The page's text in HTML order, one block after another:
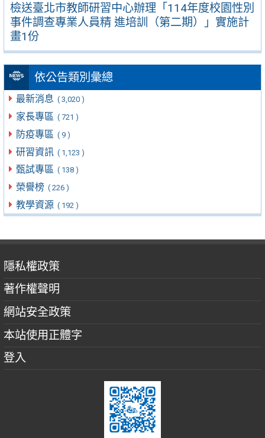
檢送臺北市教師研習中心辦理「114年度校園性別
事件調查專業人員精 進培訓（第二期）」實施計
畫1份
依公告類別彙總
最新消息 ( 3,020 )
家長專區 ( 721 )
防疫專區 ( 9 )
研習資訊 ( 1,123 )
甄試專區 ( 138 )
榮譽榜 ( 226 )
教學資源 ( 192 )
隱私權政策
著作權聲明
網站安全政策
本站使用正體字
登入